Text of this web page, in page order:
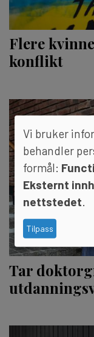
Flere
konflikt
Tar
Vi bruker
behandler
formål:
Eksternt
nettstedet
Tilpass